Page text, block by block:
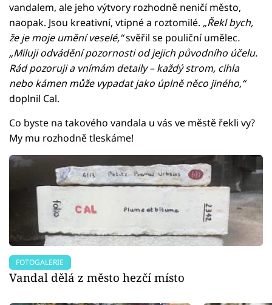
vandalem, ale jeho výtvory rozhodně neničí město,
naopak. Jsou kreativní, vtipné a roztomilé. „Řekl bych,
že je moje umění veselé,“svěřil se pouliční umělec.
„Miluji odvádění pozornosti od jejich původního účelu.
Rád pozoruji a vnímám detaily – každý strom, cihla
nebo kámen může vypadat jako úplně něco jiného,“
doplnil Cal.
Co byste na takového vandala u vás ve městě řekli vy?
My mu rozhodně tleskáme!
FOTOGALERIE
Vandal dělá z město hezčí místo